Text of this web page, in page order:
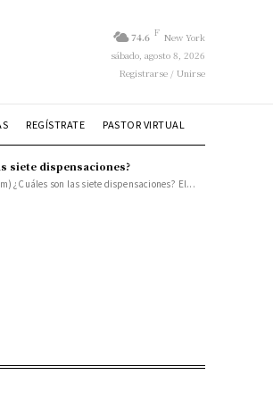
74.6 F New York
sábado, agosto 8, 2026
Registrarse / Unirse
REGÍSTRATE PASTOR VIRTUAL
siete dispensaciones?
¿Cuáles son las siete dispensaciones? El...